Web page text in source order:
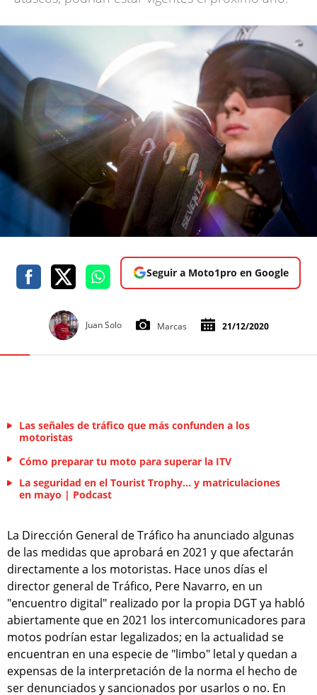
Seguir a Moto1pro en Google
Juan Solo Marcas 21/12/2020
Las señales de tráfico que más confunden a los
motoristas
Cómo preparar tu moto para superar la ITV
La seguridad en el Tourist Trophy… y matriculaciones
en mayo | Podcast
La Dirección General de Tráfico ha anunciado algunas
de las medidas que aprobará en 2021 y que afectarán
directamente a los motoristas. Hace unos días el
director general de Tráfico, Pere Navarro, en un
"encuentro digital" realizado por la propia DGT ya habló
abiertamente que en 2021 los intercomunicadores para
motos podrían estar legalizados; en la actualidad se
encuentran en una especie de "limbo" letal y quedan a
expensas de la interpretación de la norma el hecho de
ser denunciados y sancionados por usarlos o no. En